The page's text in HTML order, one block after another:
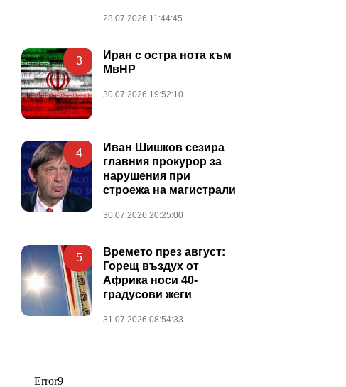
28.07.2026 11:44:45
3
Иран с остра нота към
МвНР
30.07.2026 19:52:10
4
Иван Шишков сезира
главния прокурор за
нарушения при
строежа на магистрали
30.07.2026 20:25:00
5
Времето през август:
Горещ въздух от
Африка носи 40-
градусови жеги
31.07.2026 08:54:33